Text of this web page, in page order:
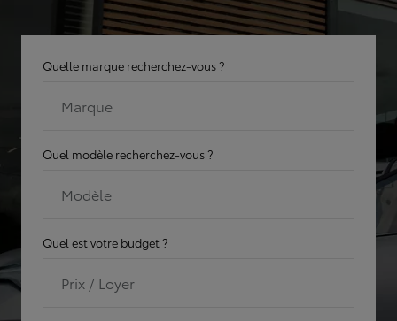
Quelle marque recherchez-vous ?
Marque
Quel modèle recherchez-vous ?
Modèle
Quel est votre budget ?
Prix / Loyer